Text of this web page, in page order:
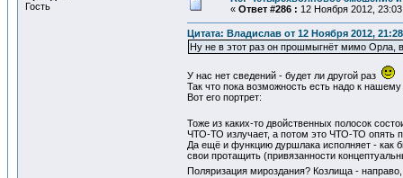
Гость
« Ответ #286 : 12 Ноября 2012,
Цитата: Владислав от 12 Ноября 2012,
Ну не в этот раз он прошмыгнёт мимо Орла,
У нас нет сведений - будет ли другой раз
Так что пока возможность есть надо к
Вот его портрет:
Тоже из каких-то двойственных полосок
ЧТО-ТО излучает, а потом это ЧТО-ТО опять
Да ещё и функцию дуршлака исполняет - как
свои протащить (привязанности
Поляризация мироздания? Козлища -